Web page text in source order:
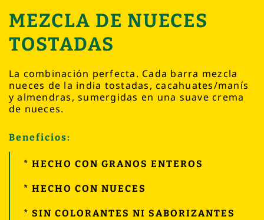
MEZCLA DE NUECES
TOSTADAS
La combinación perfecta. Cada barra mezcla
nueces de la india tostadas, cacahuates/manís
y almendras, sumergidas en una suave crema
de nueces.
Beneficios:
* HECHO CON GRANOS ENTEROS
* HECHO CON NUECES
* SIN COLORANTES NI SABORIZANTES